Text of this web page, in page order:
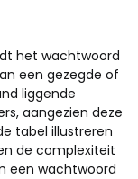
het wachtwoord
een gezegde of
liggende
aangezien deze
tabel illustreren
de complexiteit
een wachtwoord